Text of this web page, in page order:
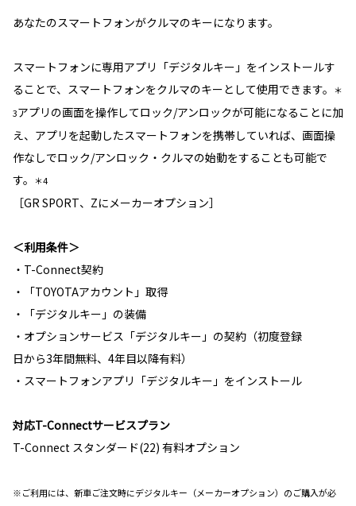
あなたのスマートフォンがクルマのキーになります。
スマートフォンに専用アプリ「デジタルキー」をインストールす
ることで、スマートフォンをクルマのキーとして使用できます。
＊
3アプリの画面を操作してロック/アンロックが可能になることに加
え、アプリを起動したスマートフォンを携帯していれば、画面操
作なしでロック/アンロック・クルマの始動をすることも可能で
す。
＊4
［GR SPORT、Zにメーカーオプション］
＜利用条件＞
・T-Connect契約
・「TOYOTAアカウント」取得
・「デジタルキー」の装備
・オプションサービス「デジタルキー」の契約（初度登録
日から3年間無料、4年目以降有料）
・スマートフォンアプリ「デジタルキー」をインストール
対応T-Connectサービスプラン
T-Connect スタンダード(22) 有料オプション
※ご利用には、新車ご注文時にデジタルキー（メーカーオプション）のご購入が必